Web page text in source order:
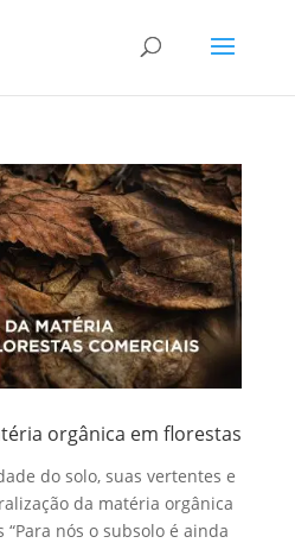
orgânica em florestas
do solo, suas vertentes e
da matéria orgânica
nós o subsolo é ainda